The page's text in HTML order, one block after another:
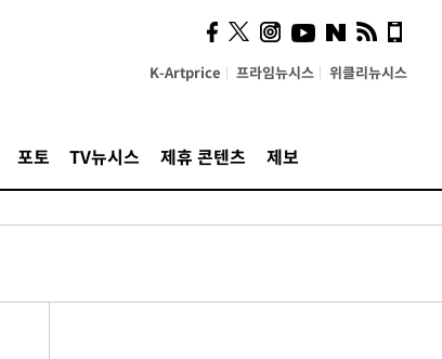
K-Artprice 프라임뉴시스 위클리뉴시스
포토 TV뉴시스 제휴 콘텐츠 제보
계…'고급 가요'의 주체적
영토